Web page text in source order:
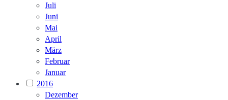
Juli
Juni
Mai
April
März
Februar
Januar
2016
Dezember